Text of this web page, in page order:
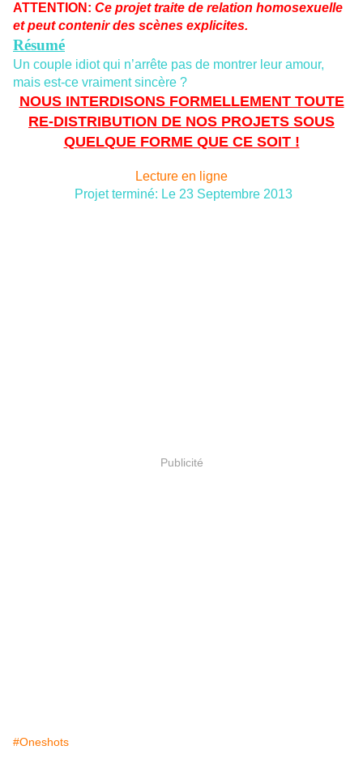
ATTENTION: Ce projet traite de relation homosexuelle
et peut contenir des scènes explicites.
Résumé
Un couple idiot qui n’arrête pas de montrer leur amour,
mais est-ce vraiment sincère ?
NOUS INTERDISONS FORMELLEMENT TOUTE
RE-DISTRIBUTION DE NOS PROJETS SOUS
QUELQUE FORME QUE CE SOIT !
Lecture en ligne
Projet terminé: Le 23 Septembre 2013
Publicité
#Oneshots